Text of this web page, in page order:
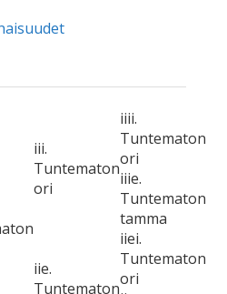
iii.
Tuntematon
ori
iiii.
Tuntematon
ori
iiie.
Tuntematon
tamma
iie.
Tuntematon
iiei.
Tuntematon
ori